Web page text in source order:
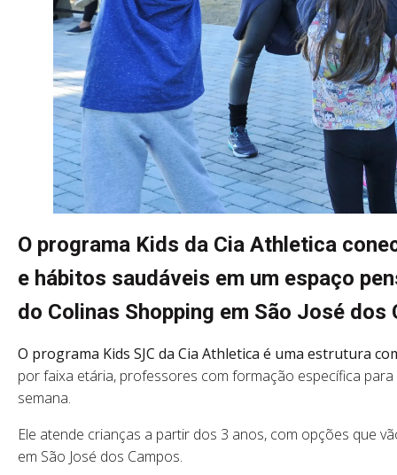
O programa Kids da Cia Athletica
e hábitos saudáveis em um espaço
do Colinas Shopping em São José dos
O programa Kids SJC da Cia Athletica é uma estrutura
por faixa etária, professores com formação específica
semana.
Ele atende crianças a partir dos 3 anos, com opções que
em São José dos Campos.